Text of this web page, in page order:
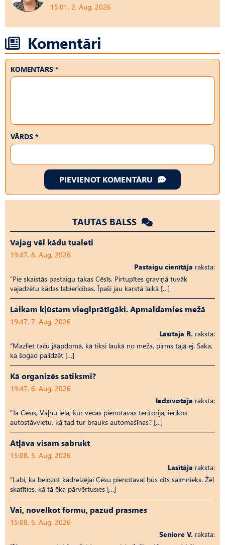
15:01, 2. Aug, 2026
Komentāri
KOMENTĀRS *
VĀRDS *
PIEVIENOT KOMENTĀRU
TAUTAS BALSS
Vajag vēl kādu tualeti
19:47, 8. Aug, 2026
Pastaigu cienītāja raksta:
“Pie skaistās pastaigu takas Cēsīs, Pirtupītes graviņā tuvāk
vajadzētu kādas labierīcības. Īpaši jau karstā laikā […]
Laikam kļūstam vieglprātīgāki. Apmaldamies mežā
19:47, 7. Aug, 2026
Lasītāja R. raksta:
“Mazliet taču jāapdomā, kā tiksi laukā no meža, pirms tajā ej. Saka,
ka šogad palīdzēt […]
Kā organizēs satiksmi?
19:47, 6. Aug, 2026
Iedzīvotāja raksta:
“Ja Cēsīs, Vaļņu ielā, kur vecās pienotavas teritorija, ierīkos
autostāvvietu, kā tad tur brauks automašīnas? […]
Atļāva visam sabrukt
15:08, 5. Aug, 2026
Lasītāja raksta:
“Labi, ka beidzot kādreizējai Cēsu pienotavai būs cits saimnieks. Žēl
skatīties, kā tā ēka pārvērtusies […]
Vai, novelkot formu, pazūd prasmes
15:08, 5. Aug, 2026
Seniore V. raksta: